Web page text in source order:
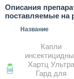
Описания
поставляемые
Название
Капли
Хартц Ультра
Гард для